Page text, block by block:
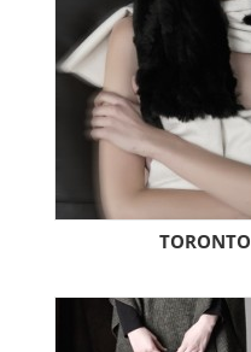
TORONTO